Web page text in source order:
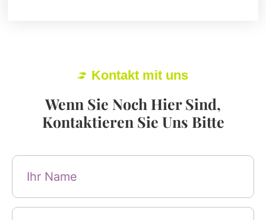
Kontakt mit uns
Wenn Sie Noch Hier Sind,
Kontaktieren Sie Uns Bitte